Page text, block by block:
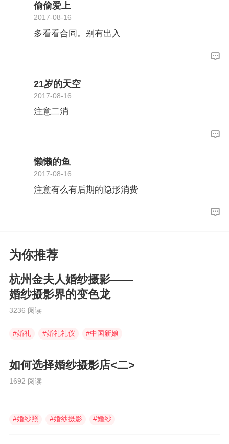
偷偷爱上
2017-08-16
多看看合同。别有出入
21岁的天空
2017-08-16
注意二消
懒懒的鱼
2017-08-16
注意有么有后期的隐形消费
为你推荐
杭州金夫人婚纱摄影——
婚纱摄影界的变色龙
3236 阅读
#婚礼 #婚礼礼仪 #中国新娘
如何选择婚纱摄影店<二>
1692 阅读
#婚纱照 #婚纱摄影 #婚纱